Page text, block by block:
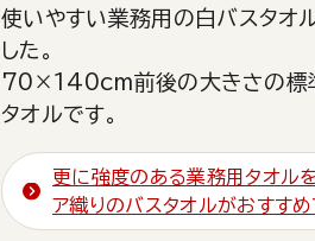
使いやすい業務用の白バスタオ
した。
70×140cm前後の大きさの標
タオルです。
更に強度のある業務用タオル
ア織りのバスタオルがおすすめ